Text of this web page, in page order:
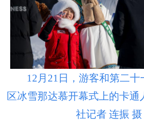
12月21日，游客和第二十
区冰雪那达慕开幕式上的卡通
社记者 连振 摄